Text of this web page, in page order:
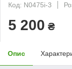
Код: N0475i-3
5 200 ₴
Опис